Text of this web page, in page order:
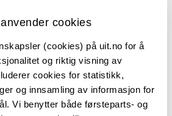
cookies
(cookies) på uit.no for å
og riktig visning av
cookies for statistikk,
og innsamling av informasjon for
Vi benytter både førsteparts- og
som
vegetasjonsøkologi,
klima- og
miljøøkologi,
økofysiologi,
taksonomi,
tun fotografert sommerstid.
NYVOLL